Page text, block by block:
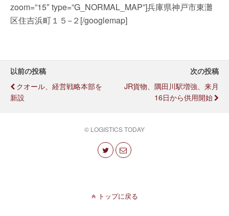
zoom=”15″ type=”G_NORMAL_MAP”]兵庫県神戸市東灘
区住吉浜町１５−２[/googlemap]
以前の投稿
クオール、経営戦略本部を
新設
次の投稿
JR貨物、隅田川駅増強、来月
16日から供用開始
© LOGISTICS TODAY
トップに戻る